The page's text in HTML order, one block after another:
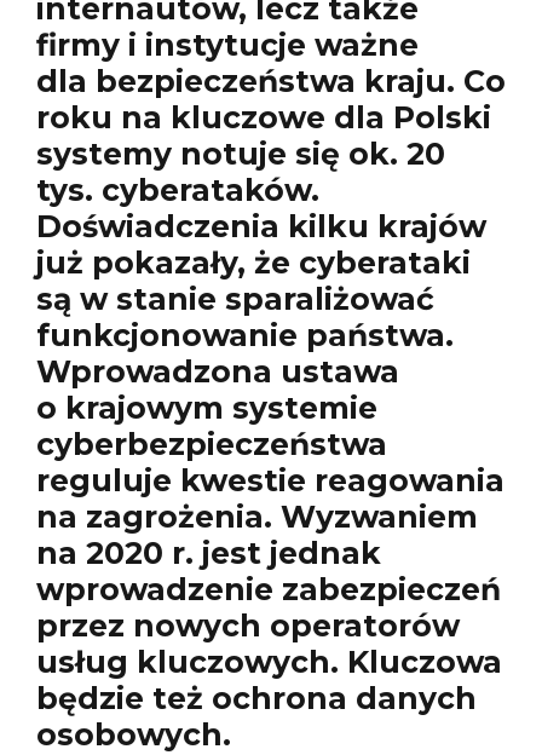
internautów, lecz także
firmy i instytucje ważne
dla bezpieczeństwa kraju. Co
roku na kluczowe dla Polski
systemy notuje się ok. 20
tys. cyberataków.
Doświadczenia kilku krajów
już pokazały, że cyberataki
są w stanie sparaliżować
funkcjonowanie państwa.
Wprowadzona ustawa
o krajowym systemie
cyberbezpieczeństwa
reguluje kwestie reagowania
na zagrożenia. Wyzwaniem
na 2020 r. jest jednak
wprowadzenie zabezpieczeń
przez nowych operatorów
usług kluczowych. Kluczowa
będzie też ochrona danych
osobowych.